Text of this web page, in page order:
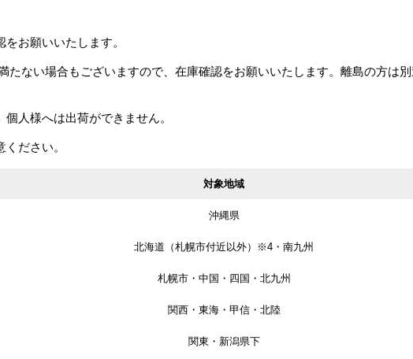
タッチ折りたたみ棚
ッチポン
お願いいたします。
たない場合もございますので、在庫確認をお願いいたします。離島の方は
人様へは出荷ができません。
ださい。
対象地域
沖縄県
北海道（札幌市付近以外）※4・南九州
札幌市・中国・四国・北九州
関西・東海・甲信・北陸
関東・新潟県下